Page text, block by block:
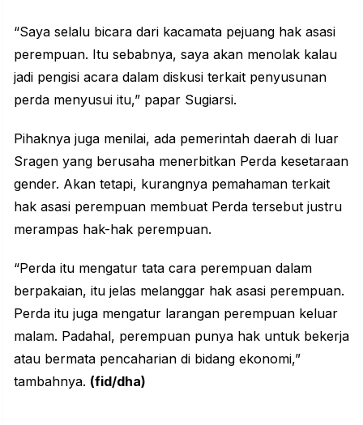
“Saya selalu bicara dari kacamata pejuang hak asasi
perempuan. Itu sebabnya, saya akan menolak kalau
jadi pengisi acara dalam diskusi terkait penyusunan
perda menyusui itu,” papar Sugiarsi.
Pihaknya juga menilai, ada pemerintah daerah di luar
Sragen yang berusaha menerbitkan Perda kesetaraan
gender. Akan tetapi, kurangnya pemahaman terkait
hak asasi perempuan membuat Perda tersebut justru
merampas hak-hak perempuan.
“Perda itu mengatur tata cara perempuan dalam
berpakaian, itu jelas melanggar hak asasi perempuan.
Perda itu juga mengatur larangan perempuan keluar
malam. Padahal, perempuan punya hak untuk bekerja
atau bermata pencaharian di bidang ekonomi,”
tambahnya. (fid/dha)